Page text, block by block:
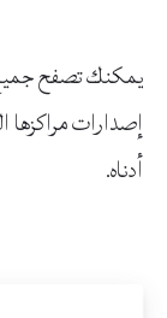
يمكنك تصفح
إصدارات
أدناه.